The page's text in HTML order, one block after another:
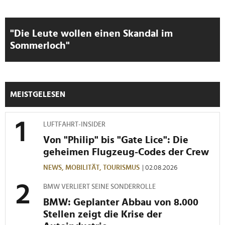
soziale Medien, Werbung und Analysen weiter. Unsere
Partner führen diese Informationen möglicherweise mit
weiteren Daten zusammen, die Sie ihnen bereitgestellt
gesammelt haben.
"Die Leute wollen einen Skandal im
Sommerloch"
MEISTGELESEN
LUFTFAHRT-INSIDER
Von "Philip" bis "Gate Lice": Die
geheimen Flugzeug-Codes der Crew
NEWS, MOBILITÄT, TOURISMUS | 02.08.2026
BMW VERLIERT SEINE SONDERROLLE
BMW: Geplanter Abbau von 8.000
Stellen zeigt die Krise der